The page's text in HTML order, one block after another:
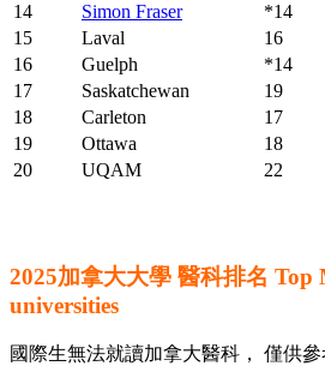
14
Simon Fraser *14
15
Laval 16
16
Guelph *14
17
Saskatchewan 19
18
Carleton 17
19
Ottawa 18
20
UQAM 22
2025加拿大大學 醫科排名 Top
universities
國際生無法就讀加拿大醫科， 僅供參